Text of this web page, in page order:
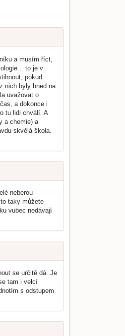
a musím říct,
to je v
pokud
nich byly hned na
uvažovat o
a dokonce i
tu lidi chválí. A
a chemie) a
skvělá škola.
neberou
taky můžete
vubec nedávají
se určitě dá. Je
tam i velcí
s odstupem